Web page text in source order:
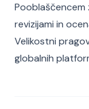
revizijami in
Velikostni
globalnih